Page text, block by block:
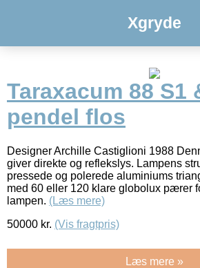
Xgryde
Taraxacum 88 S1
pendel flos
Designer Archille Castiglioni 1988
giver direkte og reflekslys. Lampens
pressede og polerede aluminiums
med 60 eller 120 klare globolux pærer
lampen. (Læs mere)
50000 kr. (Vis fragtpris)
Læs mere »